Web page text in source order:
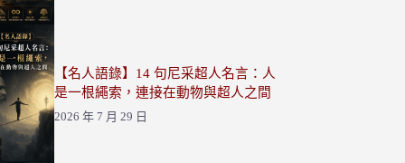
【名人語錄】14 句尼采超人名言：人
是一根繩索，連接在動物與超人之間
2026 年 7 月 29 日